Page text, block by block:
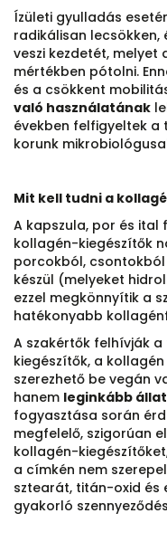
Ízületi gyulladás
radikálisan
veszi kezdetét, melyet
mértékben pótolni.
és a csökkent
való használatának
években felfigyeltek a
korunk
Mit kell tudni a
A kapszula, por és ital
kollagén-kiegészítők
porcokból,
készül (melyeket
ezzel megkönnyítik a
hatékonyabb
A szakértők felhívják
kiegészítők, a
szerezhető be vegán
hanem leginkább
fogyasztása során
megfelelő, szigorúan
kollagén-
a címkén nem
sztearát, titán-oxid és
gyakorló